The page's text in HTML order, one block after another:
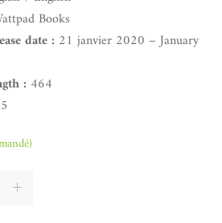
Books
date : 21 janvier 2020 – January
: 464